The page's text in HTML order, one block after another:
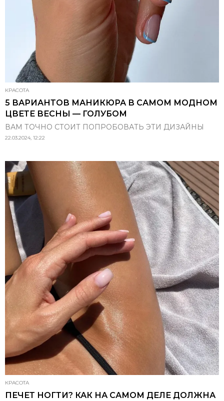
КРАСОТА
5 ВАРИАНТОВ МАНИКЮРА В САМОМ МОДНОМ
ЦВЕТЕ ВЕСНЫ — ГОЛУБОМ
ВАМ ТОЧНО СТОИТ ПОПРОБОВАТЬ ЭТИ ДИЗАЙНЫ
22.03.2024, 12:22
КРАСОТА
ПЕЧЕТ НОГТИ? КАК НА САМОМ ДЕЛЕ ДОЛЖНА